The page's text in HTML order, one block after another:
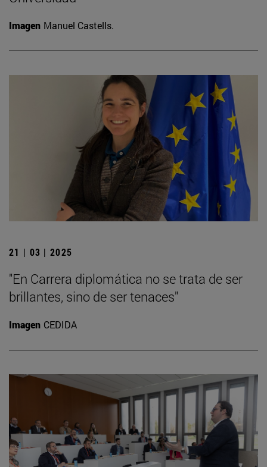
Imagen Manuel Castells.
21 | 03 | 2025
"En Carrera diplomática no se trata de ser
brillantes, sino de ser tenaces"
Imagen CEDIDA